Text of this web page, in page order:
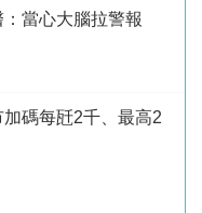
當心大腦拉警報
碼每瓩2千、最高2